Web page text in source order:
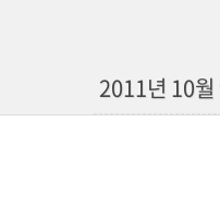
2011년 10월